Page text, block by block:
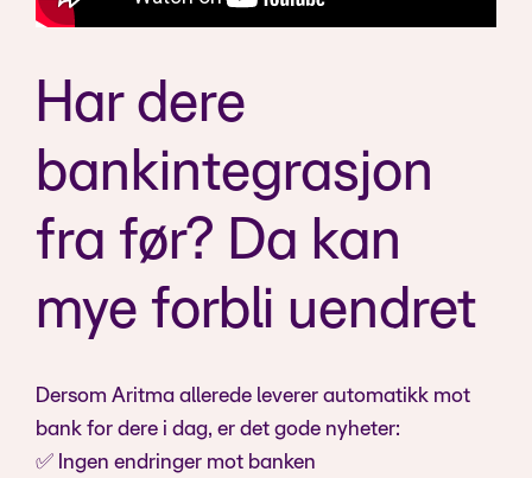
Har dere
bankintegrasjon
fra før? Da kan
mye forbli uendret
Dersom Aritma allerede leverer automatikk mot
bank for dere i dag, er det gode nyheter:
✅ Ingen endringer mot banken